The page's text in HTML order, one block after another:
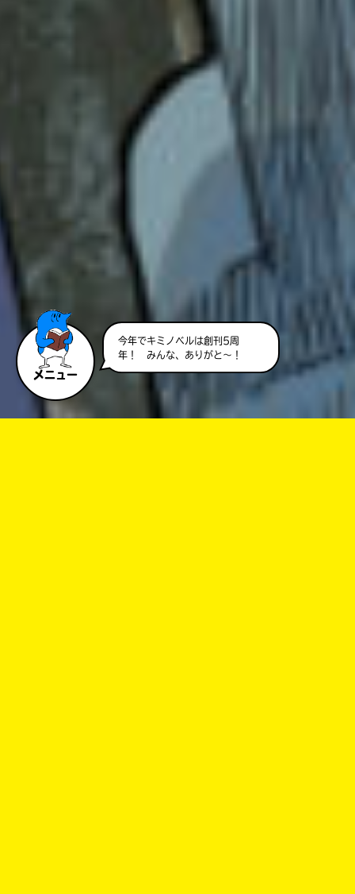
メニュー
今年でキミノベルは創刊5周
年！ みんな、ありがと～！